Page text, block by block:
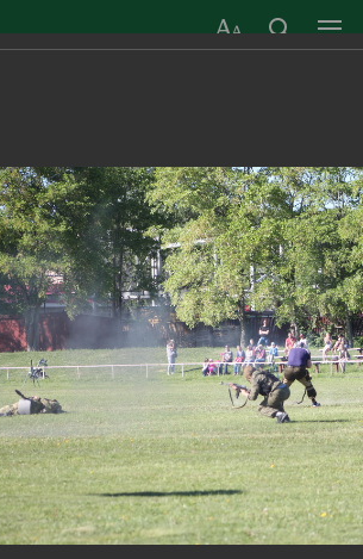
РАЙОНА
ОБЛАСТИ
06-80,
круглосуточно
образование ›
Фотогалерея